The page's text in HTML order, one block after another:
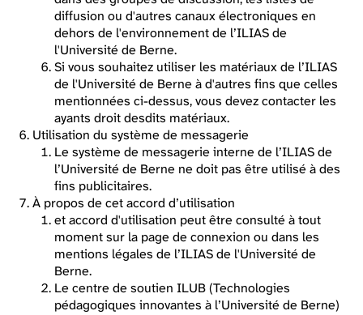
diffusion ou d'autres canaux électroniques en
dehors de l'environnement de l’ILIAS de
l'Université de Berne.
Si vous souhaitez utiliser les matériaux de l’ILIAS
de l'Université de Berne à d'autres fins que celles
mentionnées ci-dessus, vous devez contacter les
ayants droit desdits matériaux.
Utilisation du système de messagerie
Le système de messagerie interne de l’ILIAS de
l’Université de Berne ne doit pas être utilisé à des
fins publicitaires.
À propos de cet accord d’utilisation
et accord d'utilisation peut être consulté à tout
moment sur la page de connexion ou dans les
mentions légales de l’ILIAS de l'Université de
Berne.
Le centre de soutien ILUB (Technologies
pédagogiques innovantes à l’Université de Berne)